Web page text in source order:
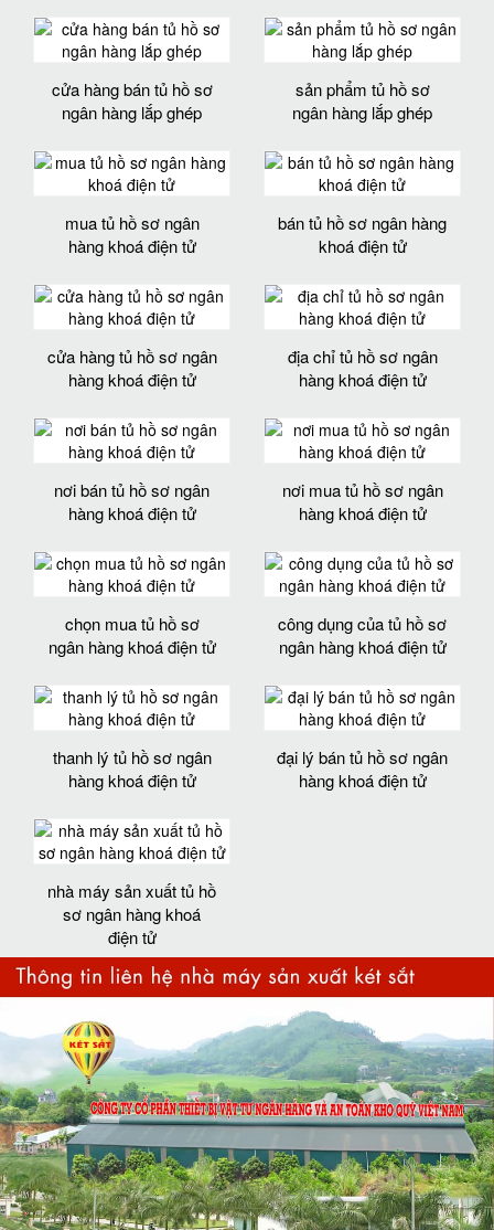
cửa hàng bán tủ hồ sơ
ngân hàng lắp ghép
sản phẩm tủ hồ sơ
ngân hàng lắp ghép
mua tủ hồ sơ ngân
hàng khoá điện tử
bán tủ hồ sơ ngân hàng
khoá điện tử
cửa hàng tủ hồ sơ ngân
hàng khoá điện tử
địa chỉ tủ hồ sơ ngân
hàng khoá điện tử
nơi bán tủ hồ sơ ngân
hàng khoá điện tử
nơi mua tủ hồ sơ ngân
hàng khoá điện tử
chọn mua tủ hồ sơ
ngân hàng khoá điện tử
công dụng của tủ hồ sơ
ngân hàng khoá điện tử
thanh lý tủ hồ sơ ngân
hàng khoá điện tử
đại lý bán tủ hồ sơ ngân
hàng khoá điện tử
nhà máy sản xuất tủ hồ
sơ ngân hàng khoá
điện tử